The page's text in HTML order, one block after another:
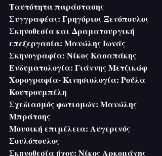
Ταυτότητα παράστασης
Συγγραφέας: Γρηγόριος Ξενόπουλος
Σκηνοθεσία και Δραματουργική
επεξεργασία: Μανώλης Ιωνάς
Σκηνογραφία: Νίκος Κασαπάκης
Ενδυματολογία: Γιάννης Μετζικώφ
Χορογραφία- Κινησιολογία: Ρούλα
Κουτρουμπέλη
Σχεδιασμός φωτισμών: Μανώλης
Μπράτσης
Μουσική επιμέλεια: Αυγερινός
Σουλόπουλος
Σκηνοθεσία ήχου: Νίκος Αρκομάνης